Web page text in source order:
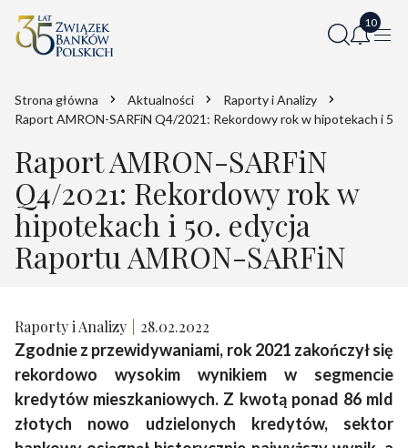
Strona główna Aktualności
Raporty i Analizy
Raport AMRON-SARFiN Q4/2021: Rekordowy rok w hipotekach i
Raport AMRON-SARFiN
Q4/2021: Rekordowy rok w
hipotekach i 50. edycja
Raportu AMRON-SARFiN
Raporty i Analizy 28.02.2022
Zgodnie z przewidywaniami, rok 2021 zakończył się
rekordowo wysokim wynikiem w segmencie
kredytów mieszkaniowych. Z kwotą ponad 86 mld
złotych nowo udzielonych kredytów, sektor